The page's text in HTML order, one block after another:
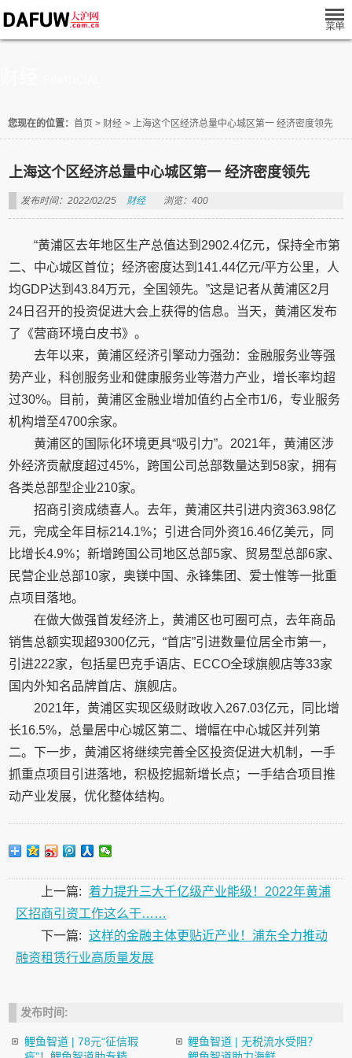
您现在的位置： 首页 > 财经 > 上海这个区经济总量中心城区第一 经济密度领先
上海这个区经济总量中心城区第一 经济密度领先
发布时间：2022/02/25 财经 浏览：400
“黄浦区去年地区生产总值达到2902.4亿元，保持全市第
二、中心城区首位；经济密度达到141.44亿元/平方公里，人
均GDP达到43.84万元，全国领先。”这是记者从黄浦区2月
24日召开的投资促进大会上获得的信息。当天，黄浦区发布
了《营商环境白皮书》。
去年以来，黄浦区经济引擎动力强劲：金融服务业等强
势产业，科创服务业和健康服务业等潜力产业，增长率均超
过30%。目前，黄浦区金融业增加值约占全市1/6，专业服务
机构增至4700余家。
黄浦区的国际化环境更具“吸引力”。2021年，黄浦区涉
外经济贡献度超过45%，跨国公司总部数量达到58家，拥有
各类总部型企业210家。
招商引资成绩喜人。去年，黄浦区共引进内资363.98亿
元，完成全年目标214.1%；引进合同外资16.46亿美元，同
比增长4.9%；新增跨国公司地区总部5家、贸易型总部6家、
民营企业总部10家，奥镁中国、永锋集团、爱士惟等一批重
点项目落地。
在做大做强首发经济上，黄浦区也可圈可点，去年商品
销售总额实现超9300亿元，“首店”引进数量位居全市第一，
引进222家，包括星巴克手语店、ECCO全球旗舰店等33家
国内外知名品牌首店、旗舰店。
2021年，黄浦区实现区级财政收入267.03亿元，同比增
长16.5%，总量居中心城区第二、增幅在中心城区并列第
二。下一步，黄浦区将继续完善全区投资促进大机制，一手
抓重点项目引进落地，积极挖掘新增长点；一手结合项目推
动产业发展，优化整体结构。
上一篇: 着力提升三大千亿级产业能级！2022年黄浦
区招商引资工作这么干……
下一篇: 这样的金融主体更贴近产业！浦东全力推动
融资租赁行业高质量发展
发布时间:
鲤鱼智道 | 78元“征信瑕
鲤鱼智道 | 无税流水受阻？